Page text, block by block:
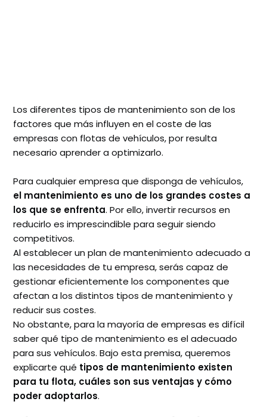
Los diferentes tipos de mantenimiento son de los
factores que más influyen en el coste de las
empresas con flotas de vehículos, por resulta
necesario aprender a optimizarlo.
Para cualquier empresa que disponga de vehículos,
el mantenimiento es uno de los grandes costes a
los que se enfrenta. Por ello, invertir recursos en
reducirlo es imprescindible para seguir siendo
competitivos.
Al establecer un plan de mantenimiento adecuado a
las necesidades de tu empresa, serás capaz de
gestionar eficientemente los componentes que
afectan a los distintos tipos de mantenimiento y
reducir sus costes.
No obstante, para la mayoría de empresas es difícil
saber qué tipo de mantenimiento es el adecuado
para sus vehículos. Bajo esta premisa, queremos
explicarte qué tipos de mantenimiento existen
para tu flota, cuáles son sus ventajas y cómo
poder adoptarlos.